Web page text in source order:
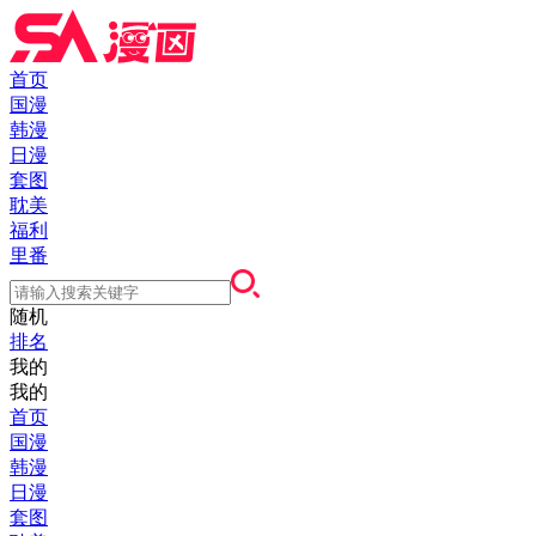
首页
国漫
韩漫
日漫
套图
耽美
福利
里番
随机
排名
我的
我的
首页
国漫
韩漫
日漫
套图